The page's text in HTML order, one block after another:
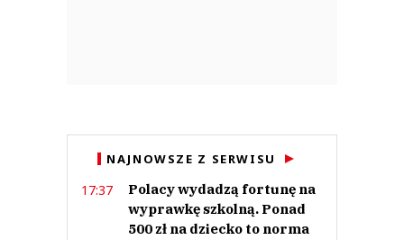
NAJNOWSZE Z SERWISU
17:37
Polacy wydadzą fortunę na
wyprawkę szkolną. Ponad
500 zł na dziecko to norma